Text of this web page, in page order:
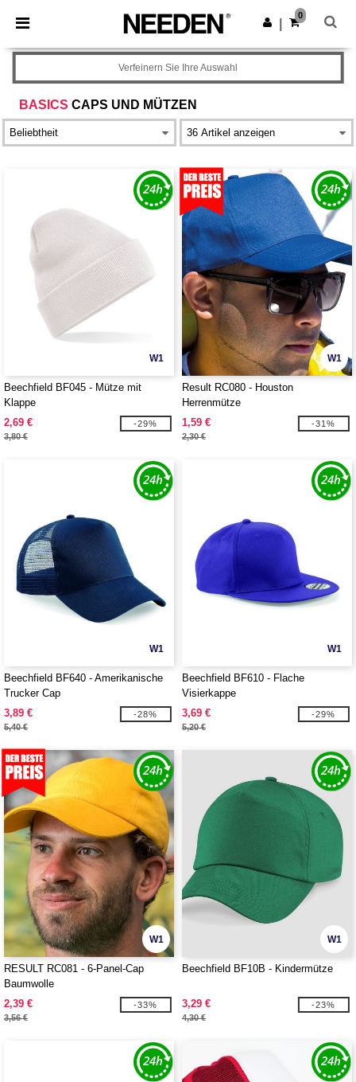
× Needen App
Bessere Preise in der App!
App holen
0
BASICS CAPS UND MÜTZEN
Verfeinern Sie Ihre Auswahl
W1
Beechfield BF045 - Mütze mit
Klappe
2,69 €
3,80 €
-29%
W1
Result RC080 - Houston
Herrenmütze
1,59 €
2,30 €
-31%
W1
Beechfield BF640 - Amerikanische
Trucker Cap
3,89 €
5,40 €
-28%
W1
Beechfield BF610 - Flache
Visierkappe
3,69 €
5,20 €
-29%
W1
RESULT RC081 - 6-Panel-Cap
Baumwolle
2,39 €
3,56 €
-33%
W1
Beechfield BF10B - Kindermütze
3,29 €
4,30 €
-23%